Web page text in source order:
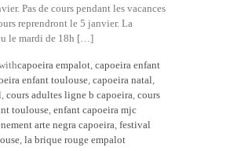
Pas de cours pendant les vacances
reprendront le 5 janvier. La
le mardi de 18h […]
capoeira empalot capoeira enfant
enfant toulouse capoeira natal
cours adultes ligne b capoeira cours
toulouse enfant capoeira mjc
arte negra capoeira festival
la brique rouge empalot